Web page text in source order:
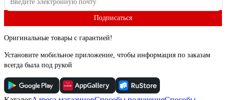
Подписаться
Оригинальные товары с гарантией!
Установите мобильное приложение, чтобы информация по заказам
всегда была под рукой